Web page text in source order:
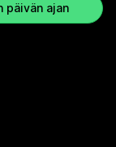
päivän ajan